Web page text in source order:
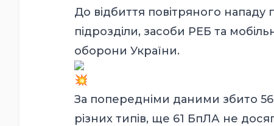
До відбиття повітряного нападу
підрозділи, засоби РЕБ та
оборони України.
За попередніми даними збито
різних типів, ще 61 БпЛА не